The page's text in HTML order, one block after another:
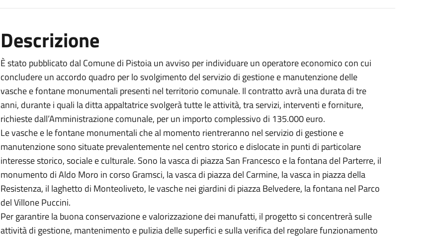
Descrizione
È stato pubblicato dal Comune di Pistoia un avviso per individuare un operatore economico con cui
concludere un accordo quadro per lo svolgimento del servizio di gestione e manutenzione delle
vasche e fontane monumentali presenti nel territorio comunale. Il contratto avrà una durata di tre
anni, durante i quali la ditta appaltatrice svolgerà tutte le attività, tra servizi, interventi e forniture,
richieste dall’Amministrazione comunale, per un importo complessivo di 135.000 euro.
Le vasche e le fontane monumentali che al momento rientreranno nel servizio di gestione e
manutenzione sono situate prevalentemente nel centro storico e dislocate in punti di particolare
interesse storico, sociale e culturale. Sono la vasca di piazza San Francesco e la fontana del Parterre, il
monumento di Aldo Moro in corso Gramsci, la vasca di piazza del Carmine, la vasca in piazza della
Resistenza, il laghetto di Monteoliveto, le vasche nei giardini di piazza Belvedere, la fontana nel Parco
del Villone Puccini.
Per garantire la buona conservazione e valorizzazione dei manufatti, il progetto si concentrerà sulle
attività di gestione, mantenimento e pulizia delle superfici e sulla verifica del regolare funzionamento